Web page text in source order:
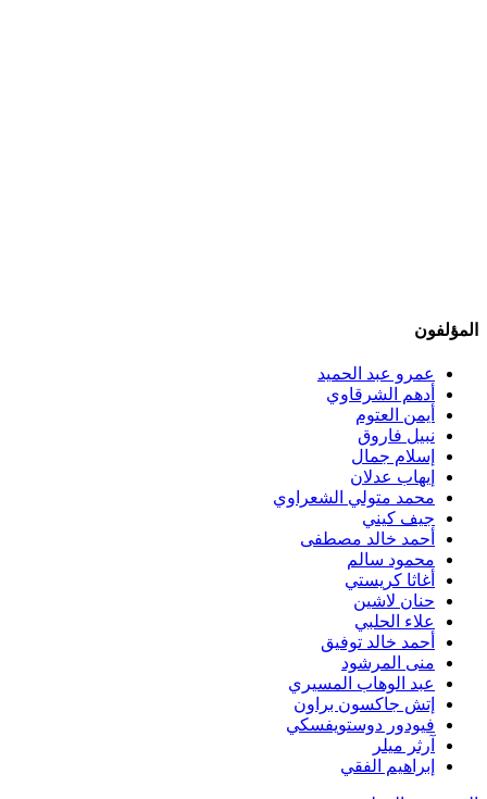
المؤلفون
عمرو عبد الحميد
أدهم الشرقاوي
أيمن العتوم
نبيل فاروق
إسلام جمال
إيهاب عدلان
محمد متولي الشعراوي
جيف كيني
أحمد خالد مصطفى
محمود سالم
أغاثا كريستي
حنان لاشين
علاء الحلبي
أحمد خالد توفيق
منى المرشود
عبد الوهاب المسيري
إتش جاكسون براون
فيودور دوستويفسكي
آرثر ميلر
إبراهيم الفقي